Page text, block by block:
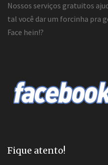
Nossos serviços gratuitos
tal você dar um forcinha pra
Face hein!?
Fique atento!